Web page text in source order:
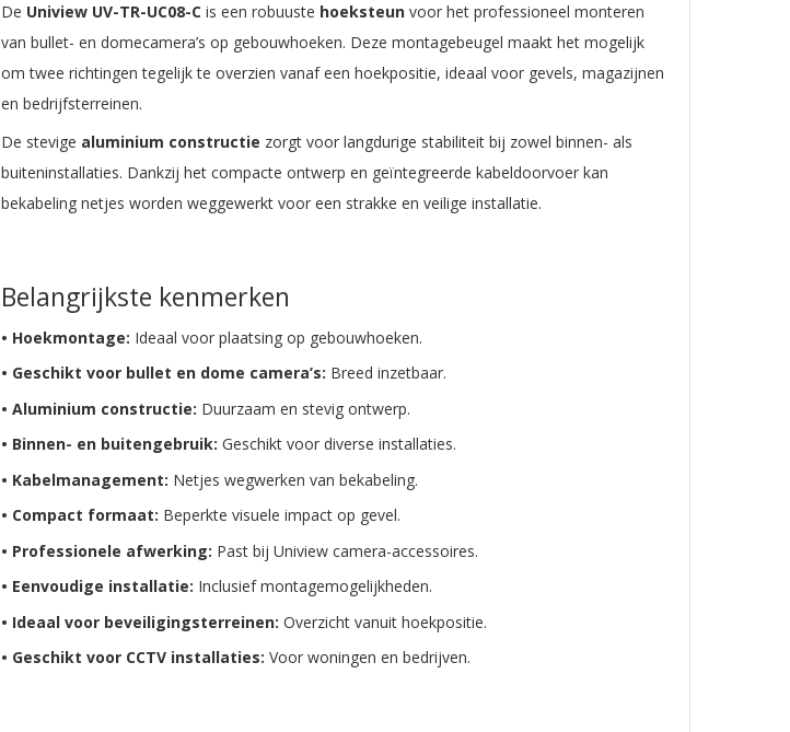
De Uniview UV-TR-UC08-C is een robuuste hoeksteun voor het professioneel monteren
van bullet- en domecamera’s op gebouwhoeken. Deze montagebeugel maakt het mogelijk
om twee richtingen tegelijk te overzien vanaf een hoekpositie, ideaal voor gevels, magazijnen
en bedrijfsterreinen.
De stevige aluminium constructie zorgt voor langdurige stabiliteit bij zowel binnen- als
buiteninstallaties. Dankzij het compacte ontwerp en geïntegreerde kabeldoorvoer kan
bekabeling netjes worden weggewerkt voor een strakke en veilige installatie.
Belangrijkste kenmerken
• Hoekmontage: Ideaal voor plaatsing op gebouwhoeken.
• Geschikt voor bullet en dome camera’s: Breed inzetbaar.
• Aluminium constructie: Duurzaam en stevig ontwerp.
• Binnen- en buitengebruik: Geschikt voor diverse installaties.
• Kabelmanagement: Netjes wegwerken van bekabeling.
• Compact formaat: Beperkte visuele impact op gevel.
• Professionele afwerking: Past bij Uniview camera-accessoires.
• Eenvoudige installatie: Inclusief montagemogelijkheden.
• Ideaal voor beveiligingsterreinen: Overzicht vanuit hoekpositie.
• Geschikt voor CCTV installaties: Voor woningen en bedrijven.